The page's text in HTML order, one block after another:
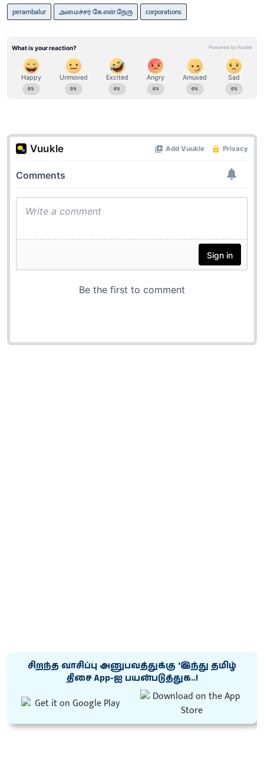
perambalur
அமைச்சர் கே.என்.நேரு corporations
சிறந்த வாசிப்பு அனுபவத்துக்கு ‘இந்து தமிழ்
திசை App-ஐ பயன்படுத்துக..!